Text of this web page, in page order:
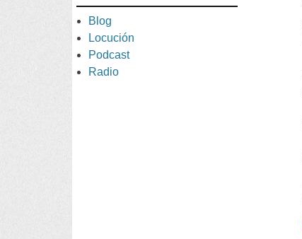
Blog
Locución
Podcast
Radio